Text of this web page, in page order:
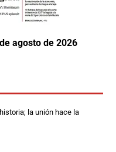
agosto de 2026
la unión hace la